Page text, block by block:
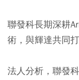
聯發科長期深耕
術，與輝達共同
法人分析，聯發